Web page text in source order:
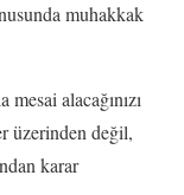
muhakkak
alacağınızı
üzerinden değil,
karar